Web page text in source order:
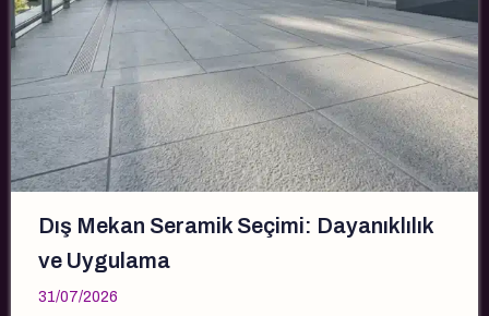
Dış Mekan Seramik Seçimi: Dayanıklılık
ve Uygulama
31/07/2026